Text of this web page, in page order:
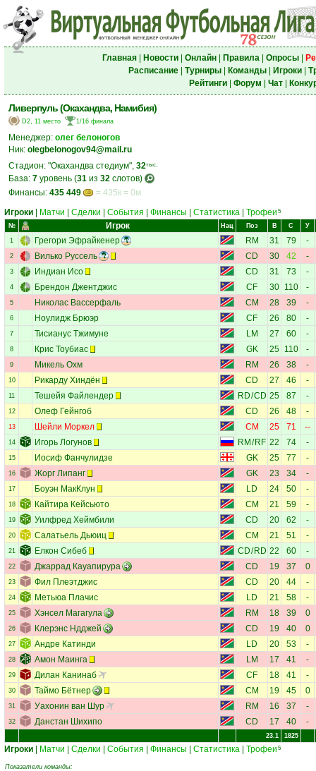
Главная| Новости| Онлайн| Правила| Опросы|
Расписание| Турниры| Команды| Игроки|
Рейтинги| Форум Чат|
Ливерпуль (Окахандва, Намибия)
D2, 11 место 1/16 финала
Менеджер: олег белоногов
Ник: olegbelonogov94@mail.ru
Стадион: "Окахандва стедиум", 32тыс.
База: 7 уровень (31 из 32 слотов)
Финансы: 435 449
= 435к = 0м
Игроки
Матчи Сделки События Финансы Статистика Трофеи 5
№ Игрок Нац Поз В С У
1 Грегори Эфрайкенер RM 31 79 -
2 Вилько Руссель CD 30 42 -
3 Индиан Исо CD 31 73 -
4 Брендон Джентджис CF 30 110 -
5 Николас Вассерфаль CM 28 39 -
6 Ноулидж Брюэр CF 26 80 -
7 Тисианус Тжимуне LM 27 60 -
8 Крис Тоубиас GK 25 110 -
9 Микель Охм RM 26 38 -
10 Рикарду Хиндён CD 27 46 -
11 Тешейя Файлендер RD/CD 25 87 -
12 Олеф Гейнгоб CD 26 48 -
13 Шейли Моркел CM 25 71 --
14 Игорь Логунов RM / RF 22 74 -
15 Иосиф Фанчулидзе GK 25 77 -
16 Жорг Липанг GK 23 34 -
17 Боуэн МакКлун LD 24 50 -
18 Кайтира Кейсьюто CM 21 59 -
19 Уилфред Хеймбили CD 20 62 -
20 Салатьель Дьюиц CM 21 51 -
21 Елкон Сибеб CD/RD 22 60 -
22 Джаррад Кауапирура CD 19 37 0
23 Фил Плеэтджис CD 20 44 -
24 Метьюа Плачис LD 21 58 -
25 Хэнсел Магагула RM 18 39 0
26 Клерэнс Ндджей CD 19 40 0
27 Андре Катинди LD 20 53 -
28 Амон Маинга LM 17 41 -
29 Дилан Канинаб CF 18 41 -
30 Таймо Бётнер CM 19 45 0
31 Уахонин ван Шур RM 16 37 -
32 Данстан Шихипо CD 17 40 -
23.1 1825
Игроки Матчи Сделки События Финансы Статистика Трофеи 5
Показатели команды: